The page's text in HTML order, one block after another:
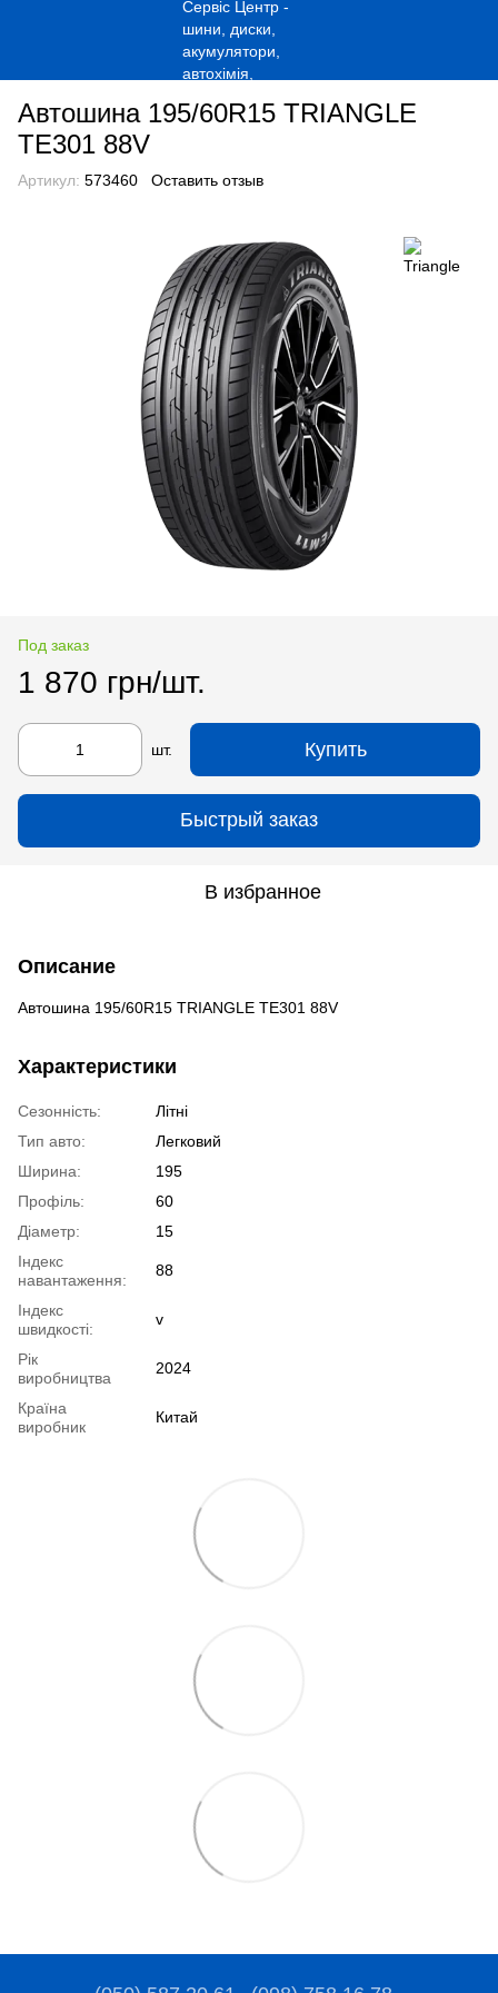
Автошина 195/60R15 TRIANGLE
TE301 88V
Артикул: 573460 Оставить отзыв
Под заказ
1 870 грн/шт.
шт. Купить
Быстрый заказ
В избранное
Описание
Автошина 195/60R15 TRIANGLE TE301 88V
Характеристики
Сезонність:
Літні
Тип авто:
Легковий
Ширина:
195
Профіль:
60
Діаметр:
15
Індекс
навантаження:
88
Індекс
швидкості:
v
Рік
виробництва
2024
Країна
виробник
Китай